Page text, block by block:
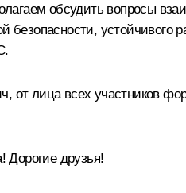
обсудить вопросы
безопасности, устойчивого
лица всех участников
Дорогие друзья!